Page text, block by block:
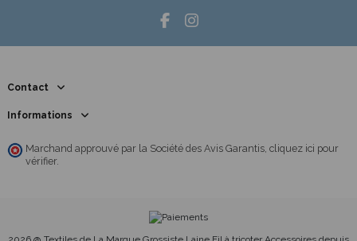
Contact
Informations
Marchand approuvé par la Société des Avis Garantis, cliquez ici pour
vérifier.